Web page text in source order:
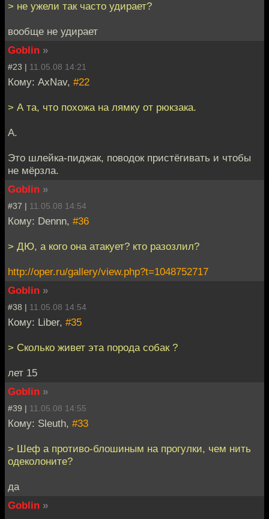
> не ужели так часто удирает?
вообще не удирает
Goblin »
#23 | 11.05.08 14:21
Кому: AxNav, #22
> А та, что похожа на лямку от рюкзака.
А.
Это шлейка-пиджак, поводок пристёгивать и чтобы
не мёрзла.
Goblin »
#37 | 11.05.08 14:54
Кому: Dennn, #36
> ДЮ, а кого она атакует? кто разозлил?
http://oper.ru/gallery/view.php?t=1048752717
Goblin »
#38 | 11.05.08 14:54
Кому: Liber, #35
> Сколько живет эта порода собак ?
лет 15
Goblin »
#39 | 11.05.08 14:55
Кому: Sleuth, #33
> Шеф а противо-блошиным на прогулки, чем нить
одеколоните?
да
Goblin »